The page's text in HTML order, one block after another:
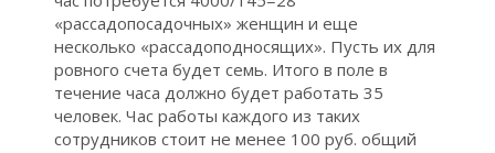
«рассадопосадочных» женщин и еще
несколько «рассадоподносящих». Пусть их для
ровного счета будет семь. Итого в поле в
течение часа должно будет работать 35
человек. Час работы каждого из таких
сотрудников стоит не менее 100 руб. общий